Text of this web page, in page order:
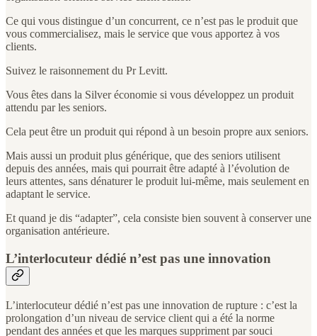
Ce qui vous distingue d’un concurrent, ce n’est pas le produit que
vous commercialisez, mais le service que vous apportez à vos
clients.
Suivez le raisonnement du Pr Levitt.
Vous êtes dans la Silver économie si vous développez un produit
attendu par les seniors.
Cela peut être un produit qui répond à un besoin propre aux seniors.
Mais aussi un produit plus générique, que des seniors utilisent
depuis des années, mais qui pourrait être adapté à l’évolution de
leurs attentes, sans dénaturer le produit lui-même, mais seulement en
adaptant le service.
Et quand je dis “adapter”, cela consiste bien souvent à conserver une
organisation antérieure.
L’interlocuteur dédié n’est pas une innovation
L’interlocuteur dédié n’est pas une innovation de rupture : c’est la
prolongation d’un niveau de service client qui a été la norme
pendant des années et que les marques suppriment par souci